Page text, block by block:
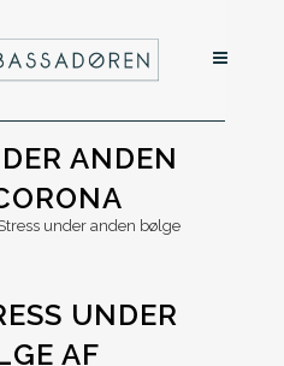
ANDEN
under anden bølge
UNDER
AF